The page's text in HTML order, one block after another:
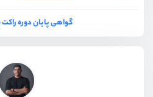
گواهی پایان دوره